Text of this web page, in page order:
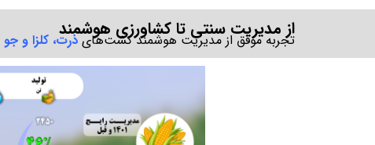
از مدیریت سنتی تا کشاورزی هوشمند
تجربه موفق از مدیریت هوشمند کشت‌هایذرت، کلزا و جو